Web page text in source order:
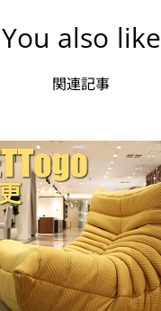
You also like
関連記事